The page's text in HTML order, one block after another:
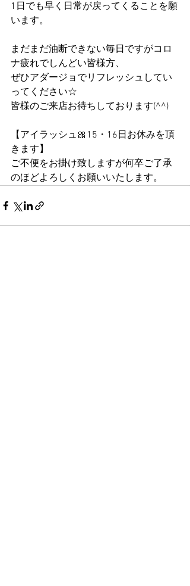
1日でも早く日常が戻ってくることを願
います。
まだまだ油断できない毎日ですがコロ
ナ疲れでしんどい皆様方、
ぜひアダージョでリフレッシュしてい
ってください☆
皆様のご来店お待ちしております(^^)
【アイラッシュ🎀15・16日お休みを頂
きます】
ご不便をお掛け致しますが何卒ご了承
のほどよろしくお願いいたします。